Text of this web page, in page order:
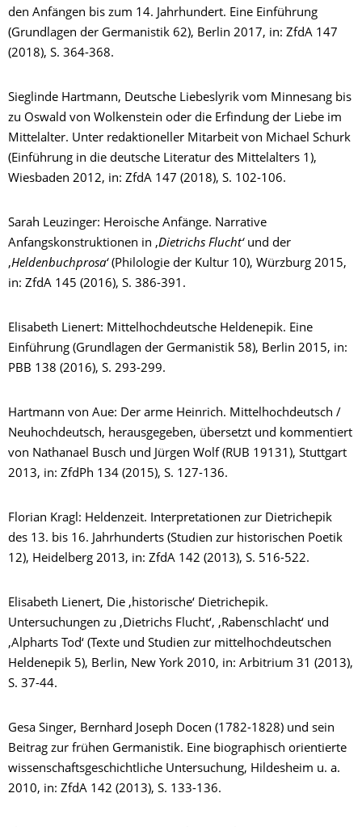
den Anfängen bis zum 14. Jahrhundert. Eine Einführung
(Grundlagen der Germanistik 62), Berlin 2017, in: ZfdA 147
(2018), S. 364-368.
Sieglinde Hartmann, Deutsche Liebeslyrik vom Minnesang bis
zu Oswald von Wolkenstein oder die Erfindung der Liebe im
Mittelalter. Unter redaktioneller Mitarbeit von Michael Schurk
(Einführung in die deutsche Literatur des Mittelalters 1),
Wiesbaden 2012, in: ZfdA 147 (2018), S. 102-106.
Sarah Leuzinger: Heroische Anfänge. Narrative
Anfangskonstruktionen in ‚Dietrichs Flucht‘ und der
‚Heldenbuchprosa‘ (Philologie der Kultur 10), Würzburg 2015,
in: ZfdA 145 (2016), S. 386-391.
Elisabeth Lienert: Mittelhochdeutsche Heldenepik. Eine
Einführung (Grundlagen der Germanistik 58), Berlin 2015, in:
PBB 138 (2016), S. 293-299.
Hartmann von Aue: Der arme Heinrich. Mittelhochdeutsch /
Neuhochdeutsch, herausgegeben, übersetzt und kommentiert
von Nathanael Busch und Jürgen Wolf (RUB 19131), Stuttgart
2013, in: ZfdPh 134 (2015), S. 127-136.
Florian Kragl: Heldenzeit. Interpretationen zur Dietrichepik
des 13. bis 16. Jahrhunderts (Studien zur historischen Poetik
12), Heidelberg 2013, in: ZfdA 142 (2013), S. 516-522.
Elisabeth Lienert, Die ‚historische‘ Dietrichepik.
Untersuchungen zu ‚Dietrichs Flucht‘, ‚Rabenschlacht‘ und
‚Alpharts Tod‘ (Texte und Studien zur mittelhochdeutschen
Heldenepik 5), Berlin, New York 2010, in: Arbitrium 31 (2013),
S. 37-44.
Gesa Singer, Bernhard Joseph Docen (1782-1828) und sein
Beitrag zur frühen Germanistik. Eine biographisch orientierte
wissenschaftsgeschichtliche Untersuchung, Hildesheim u. a.
2010, in: ZfdA 142 (2013), S. 133-136.